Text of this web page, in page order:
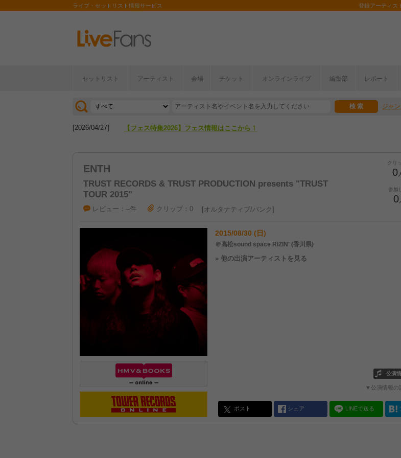
ライブ・セットリスト情報サービス 登録アーティス
セットリスト アーティスト 会場 チケット オンラインライブ 編集部 レポート
ジャ
[2026/07/28] 【ライブ動員ランキング】2026年上半期編発表！
[2026/04/27] 【フェス特集2026】フェス情報はここから！
ENTH
TRUST RECORDS & TRUST PRODUCTION presents "TRUST
TOUR 2015"
クリ
0人
参加
0
レビュー：--件 クリップ：0 オルタナティブ/パンク
2015/08/30 (日)
＠高松sound space RIZIN' (香川県)
» 他の出演アーティストを見る
公演
▼公演情報の
ポスト シェア LINEで送る